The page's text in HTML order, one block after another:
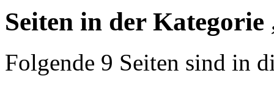
Seiten in der
Folgende 9 Seiten sind in